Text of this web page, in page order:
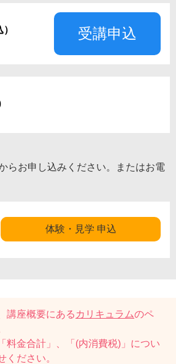
受講申込
らお申し込みください。またはお電
体験・見学 申込
講座概要にある カリキュラムのペ
料金合計」、「(内消費税)」につい
ください。